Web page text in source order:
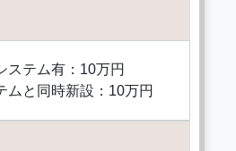
ステム有：10万円
ムと同時新設：10万円